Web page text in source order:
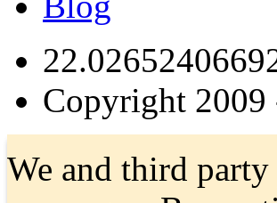
Copyright 2009
We and third